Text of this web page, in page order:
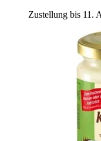
Zustellung bis 11.